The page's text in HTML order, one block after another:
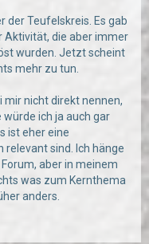
der Teufelskreis. Es gab
Aktivität, die aber immer
wurden. Jetzt scheint
mehr zu tun.
mir nicht direkt nennen,
ich ja auch gar
ist eher eine
sind. Ich hänge
aber in meinem
was zum Kernthema
anders.